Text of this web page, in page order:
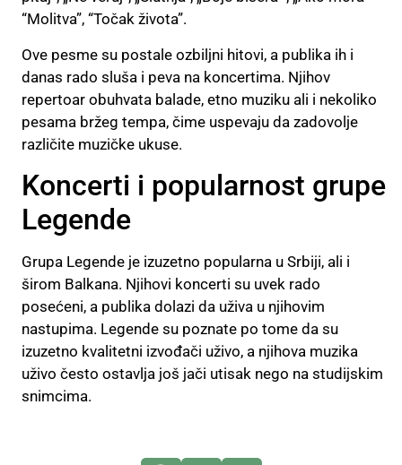
“Molitva”, “Točak života”.
Ove pesme su postale ozbiljni hitovi, a publika ih i
danas rado sluša i peva na koncertima. Njihov
repertoar obuhvata balade, etno muziku ali i nekoliko
pesama bržeg tempa, čime uspevaju da zadovolje
različite muzičke ukuse.
Koncerti i popularnost grupe
Legende
Grupa Legende je izuzetno popularna u Srbiji, ali i
širom Balkana. Njihovi koncerti su uvek rado
posećeni, a publika dolazi da uživa u njihovim
nastupima. Legende su poznate po tome da su
izuzetno kvalitetni izvođači uživo, a njihova muzika
uživo često ostavlja još jači utisak nego na studijskim
snimcima.